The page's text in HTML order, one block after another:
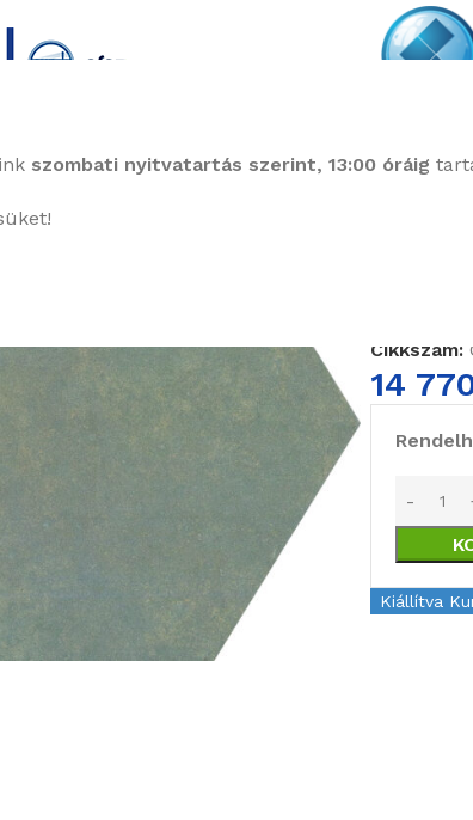
szombati nyitvatartás szerint, 13:00 óráig
termékek képgalériabemutatkozásüzleteink
Cir
Cikkszám:
14
Kiállítva